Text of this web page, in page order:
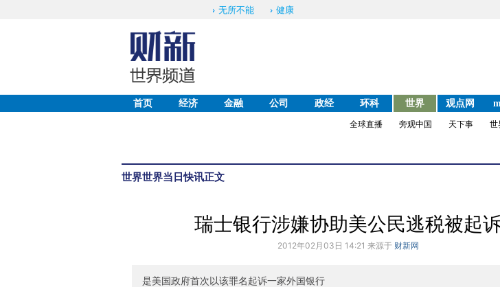
无所不能 健康
首页 经济 金融 公司 政经 环科 世界 观点网
全球直播
旁观中国 天下事 世
世界世界当日快讯正文
瑞士银行涉嫌协助美公民逃税被起
2012年02月03日 14:21 来源于 财新网
是美国政府首次以该罪名起诉一家外国银行